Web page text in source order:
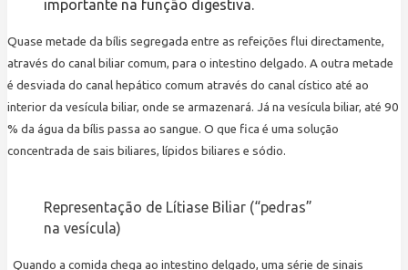
importante na função digestiva.
Quase metade da bílis segregada entre as refeições flui directamente,
através do canal biliar comum, para o intestino delgado. A outra metade
é desviada do canal hepático comum através do canal cístico até ao
interior da vesícula biliar, onde se armazenará. Já na vesícula biliar, até 90
% da água da bílis passa ao sangue. O que fica é uma solução
concentrada de sais biliares, lípidos biliares e sódio.
Representação de Lítiase Biliar (“pedras”
na vesícula)
Quando a comida chega ao intestino delgado, uma série de sinais